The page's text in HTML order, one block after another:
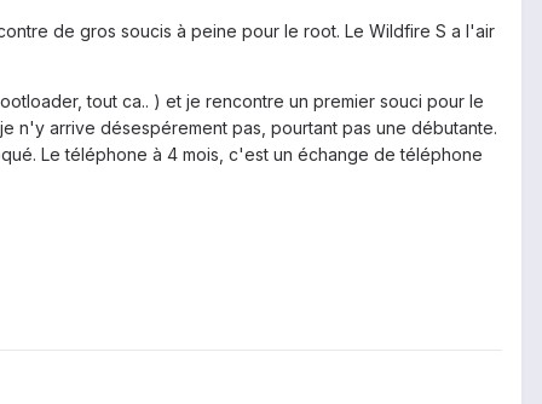
de gros soucis à peine pour le root. Le Wildfire S a l'air
tout ca.. ) et je rencontre un premier souci pour le
n'y arrive désespérement pas, pourtant pas une débutante.
Le téléphone à 4 mois, c'est un échange de téléphone